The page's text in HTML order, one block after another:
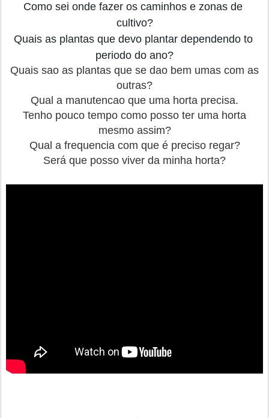
Como sei onde fazer os caminhos e zonas de
cultivo?
Quais as plantas que devo plantar dependendo to
periodo do ano?
Quais sao as plantas que se dao bem umas com as
outras?
Qual a manutencao que uma horta precisa.
Tenho pouco tempo como posso ter uma horta
mesmo assim?
Qual a frequencia com que é preciso regar?
Será que posso viver da minha horta?